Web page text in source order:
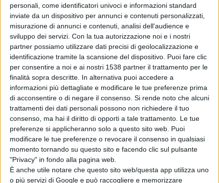
personali, come identificatori univoci e informazioni standard
inviate da un dispositivo per annunci e contenuti personalizzati,
misurazione di annunci e contenuti, analisi dell'audience e
sviluppo dei servizi. Con la tua autorizzazione noi e i nostri
partner possiamo utilizzare dati precisi di geolocalizzazione e
identificazione tramite la scansione del dispositivo. Puoi fare clic
per consentire a noi e ai nostri 1538 partner il trattamento per le
finalità sopra descritte. In alternativa puoi accedere a
informazioni più dettagliate e modificare le tue preferenze prima
di acconsentire o di negare il consenso. Si rende noto che alcuni
trattamenti dei dati personali possono non richiedere il tuo
consenso, ma hai il diritto di opporti a tale trattamento. Le tue
preferenze si applicheranno solo a questo sito web. Puoi
modificare le tue preferenze o revocare il consenso in qualsiasi
momento tornando su questo sito e facendo clic sul pulsante
"Privacy" in fondo alla pagina web.
È anche utile notare che questo sito web/questa app utilizza uno
o più servizi di Google e può raccogliere e memorizzare
E' con l'organizzazione della leva del '78 che quest'anno
si darà il via alle celebrazioni in onore di San Basilio, il
santo che a Ollolai gode di una venerazione particolare e
al quale è dedicata la chiesetta campestre nel
suggestivo parco omonimo. Si inizia venerdì, 31 agosto
con i vespri alle 18, mentre sabato mattina alle 10 ci
sarannosos inghiriosdei cavalieri. Alle 10,30 si partirà
dalla chiesa di San Michele Arcangelo per la processione
verso San Basilio. All'arrivo Don Luca Mele, il nuovo
parroco di Ollolai, arrivato il 26 agosto scorso, celebrerà